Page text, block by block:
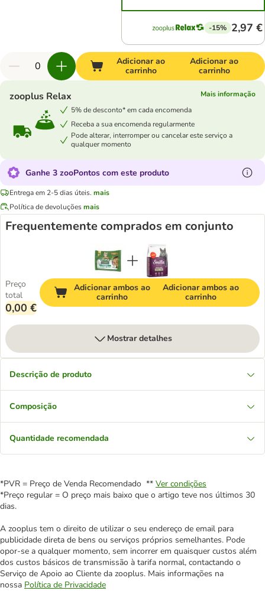
-15% 2,97 €
Adicionar ao
carrinho
Adicionar ao
carrinho
zooplus Relax
Mais informação
5% de desconto* em cada encomenda
Receba a sua encomenda regularmente
Pode alterar, interromper ou cancelar este serviço a
qualquer momento
Ganhe 3 zooPontos com este produto
Entrega em 2-5 dias úteis. mais
Política de devoluçõesmais
Frequentemente comprados em conjunto
Preço
total
0,00 €
Adicionar ambos ao
carrinho
Adicionar ambos ao
carrinho
Mostrar detalhes
Descrição de produto
Composição
Quantidade recomendada
*PVR = Preço de Venda Recomendado ** Ver condições
*Preço regular = O preço mais baixo que o artigo teve nos últimos 30
dias.
A zooplus tem o direito de utilizar o seu endereço de email para
publicidade direta de bens ou serviços próprios semelhantes. Pode
opor-se a qualquer momento, sem incorrer em quaisquer custos além
dos custos básicos de transmissão à tarifa normal, contactando o
Serviço de Apoio ao Cliente da zooplus. Mais informações na
nossa Política de Privacidade